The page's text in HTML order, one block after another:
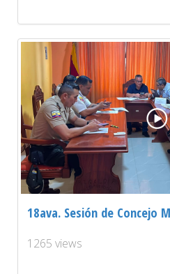
18ava. Sesión de Concejo
1265 views